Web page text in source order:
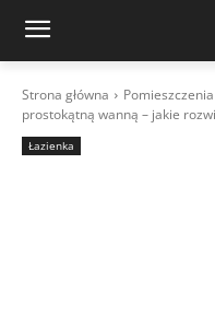
Strona główna Pomieszczenia
prostokątną wanną – jakie
Łazienka